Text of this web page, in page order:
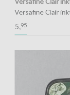
Versafine Clair
Pigment inkt voor
5,95